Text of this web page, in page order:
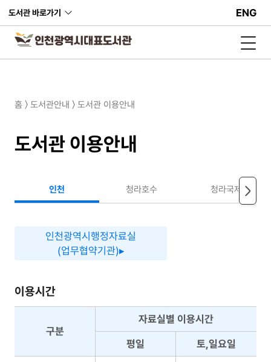
도서관 바로가기 ENG
홈 〉 도서관안내 〉 도서관 이용안내
도서관 이용안내
인천 청라호수 청라국제
인천광역시행정자료실
(업무협약기관)▸
이용시간
구분
자료실별 이용시간
평일 토,일요일